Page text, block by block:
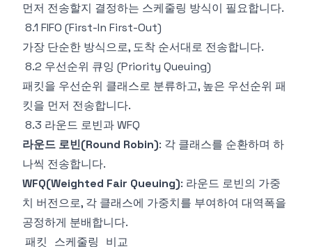
먼저 전송할지 결정하는 스케줄링 방식이 필요합니다.
8.1 FIFO (First-In First-Out)
가장 단순한 방식으로, 도착 순서대로 전송합니다.
8.2 우선순위 큐잉 (Priority Queuing)
패킷을 우선순위 클래스로 분류하고, 높은 우선순위 패
킷을 먼저 전송합니다.
8.3 라운드 로빈과 WFQ
라운드 로빈(Round Robin): 각 클래스를 순환하며 하
나씩 전송합니다.
WFQ(Weighted Fair Queuing): 라운드 로빈의 가중
치 버전으로, 각 클래스에 가중치를 부여하여 대역폭을
공정하게 분배합니다.